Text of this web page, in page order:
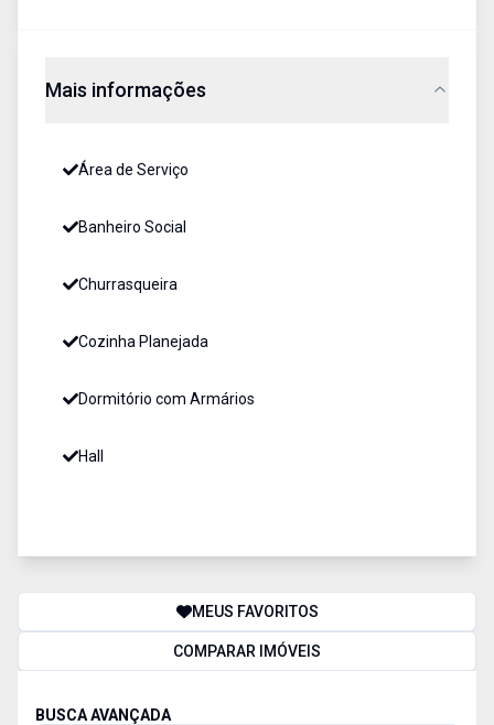
Mais informações
Área de Serviço
Banheiro Social
Churrasqueira
Cozinha Planejada
Dormitório com Armários
Hall
MEUS FAVORITOS
COMPARAR IMÓVEIS
BUSCA AVANÇADA